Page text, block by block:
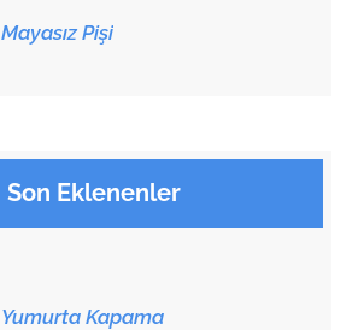
Mayasız Pişi
Son Eklenenler
Yumurta Kapama